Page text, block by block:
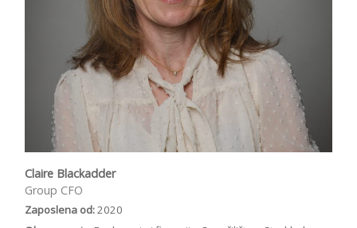
Claire Blackadder
Group CFO
Zaposlena od:2020